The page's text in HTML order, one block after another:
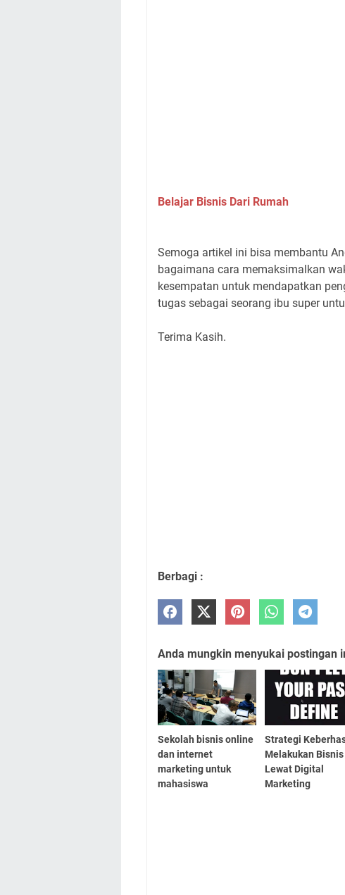
Belajar Bisnis Dari Rumah
Semoga artikel ini bisa membantu
bagaimana cara memaksimalkan
kesempatan untuk mendapatkan
tugas sebagai seorang ibu super
Terima Kasih.
Berbagi :
Anda mungkin menyukai postingan
Sekolah bisnis online
dan internet
marketing untuk
mahasiswa
Strategi
Melakukan Bisnis
Lewat Digital
Marketing